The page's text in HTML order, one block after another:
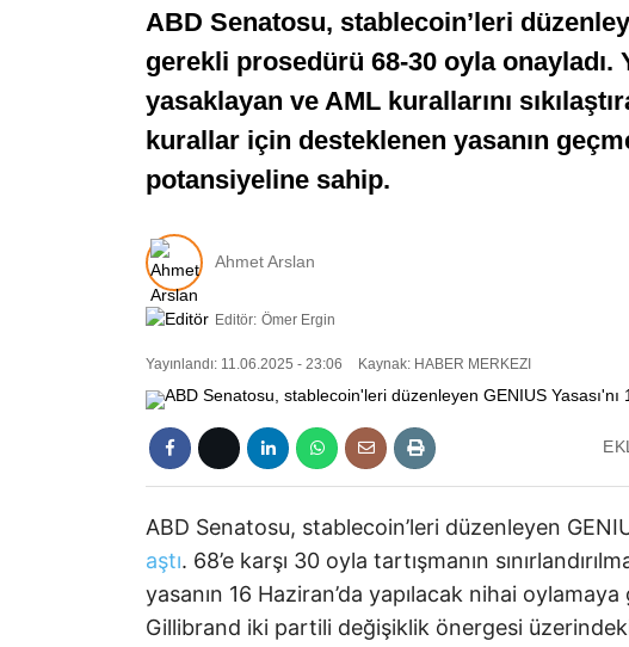
ABD Senatosu, stablecoin’leri
gerekli prosedürü 68-30 oyla onayladı.
yasaklayan ve AML kurallarını
kurallar için desteklenen yasanın
potansiyeline sahip.
Ahmet Arslan
Editör: Ömer Ergin
Yayınlandı: 11.06.2025 - 23:06 Kaynak: HABER MERKEZI
ABD Senatosu, stablecoin’leri düzenleyen
aştı. 68’e karşı 30 oyla tartışmanın
yasanın 16 Haziran’da yapılacak nihai
Gillibrand iki partili değişiklik önergesi üzerindeki